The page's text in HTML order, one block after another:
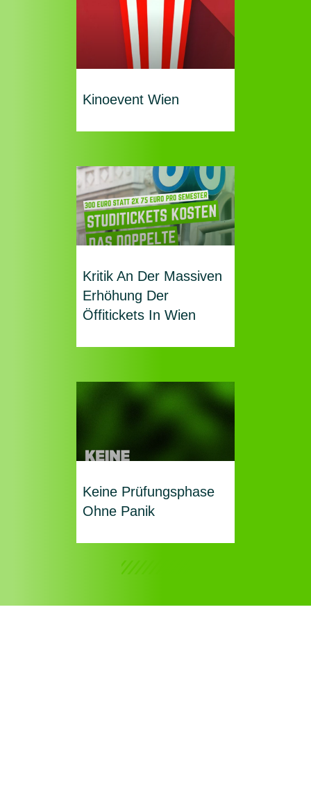
Kinoevent Wien
Kritik An Der Massiven
Erhöhung Der
Öffitickets In Wien
Keine Prüfungsphase
Ohne Panik